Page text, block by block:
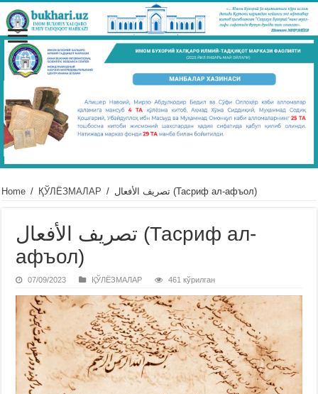
Home / ҚЎЛЁЗМАЛАР / تصريف الأفعال (Тасриф ал-афъол)
تصريف الأفعال (Тасриф ал-
афъол)
07/09/2023 ҚЎЛЁЗМАЛАР 461 кўрилган